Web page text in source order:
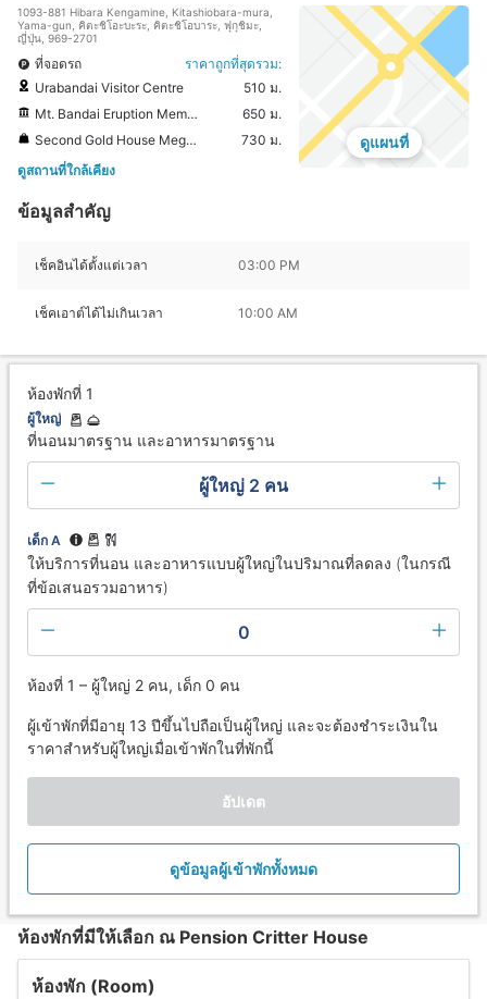
1093-881 Hibara Kengamine, Kitashiobara-mura,
Yama-gun, คิตะชิโอะบะระ, คิตะชิโอบาระ, ฟุกุชิมะ,
ญี่ปุ่น, 969-2701
ที่จอดรถ
ราคาถูกที่สุดรวม:
Urabandai Visitor Centre
510 ม.
Mt. Bandai Eruption Memorial Hall
650 ม.
Second Gold House Meguro
730 ม.
ดูสถานที่ใกล้เคียง
ดูแผนที่
ข้อมูลสำคัญ
เช็คอินได้ตั้งแต่เวลา 03:00 PM
เช็คเอาต์ได้ไม่เกินเวลา 10:00 AM
ห้องพักที่ 1
ผู้ใหญ่
ที่นอนมาตรฐาน และอาหารมาตรฐาน
ผู้ใหญ่ 2 คน
เด็ก A
ให้บริการที่นอน และอาหารแบบผู้ใหญ่ในปริมาณที่ลดลง (ในกรณี
ที่ข้อเสนอรวมอาหาร)
0
ห้องที่ 1 – ผู้ใหญ่ 2 คน, เด็ก 0 คน
ผู้เข้าพักที่มีอายุ 13 ปีขึ้นไปถือเป็นผู้ใหญ่ และจะต้องชำระเงินใน
ราคาสำหรับผู้ใหญ่เมื่อเข้าพักในที่พักนี้
อัปเดต
ดูข้อมูลผู้เข้าพักทั้งหมด
ห้องพักที่มีให้เลือก ณ Pension Critter House
ห้องพัก (Room)